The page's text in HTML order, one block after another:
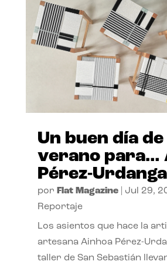
Un buen día de
verano para…
Pérez-
por Flat Magazine| Jul 29,
Reportaje
Los asientos que hace la
artesana Ainhoa Pérez-
taller de San Sebastián